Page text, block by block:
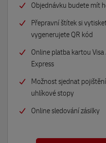
Objednávku budete mít
Přepravní štítek si
vygenerujete QR kód
Online platba kartou
Express
Možnost sjednat
uhlíkové stopy
Online sledování zásilky